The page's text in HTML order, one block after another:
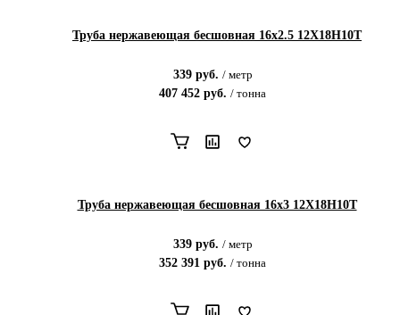
Труба нержавеющая бесшовная 16х2.5 12Х18Н10Т
339руб. / метр
407 452 руб. / тонна
Труба нержавеющая бесшовная 16х3 12Х18Н10Т
339руб. / метр
352 391 руб. / тонна